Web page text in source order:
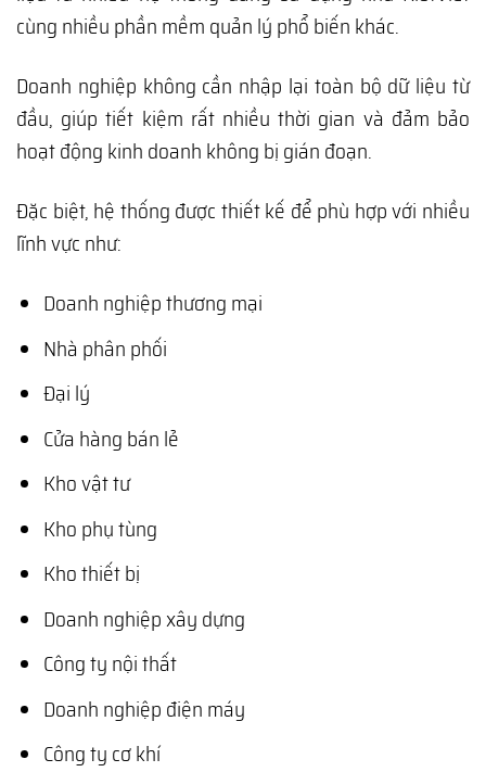
cùng nhiều phần mềm quản lý phổ biến khác.
Doanh nghiệp không cần nhập lại toàn bộ dữ liệu từ
đầu, giúp tiết kiệm rất nhiều thời gian và đảm bảo
hoạt động kinh doanh không bị gián đoạn.
Đặc biệt, hệ thống được thiết kế để phù hợp với nhiều
lĩnh vực như:
Doanh nghiệp thương mại
Nhà phân phối
Đại lý
Cửa hàng bán lẻ
Kho vật tư
Kho phụ tùng
Kho thiết bị
Doanh nghiệp xây dựng
Công ty nội thất
Doanh nghiệp điện máy
Công ty cơ khí